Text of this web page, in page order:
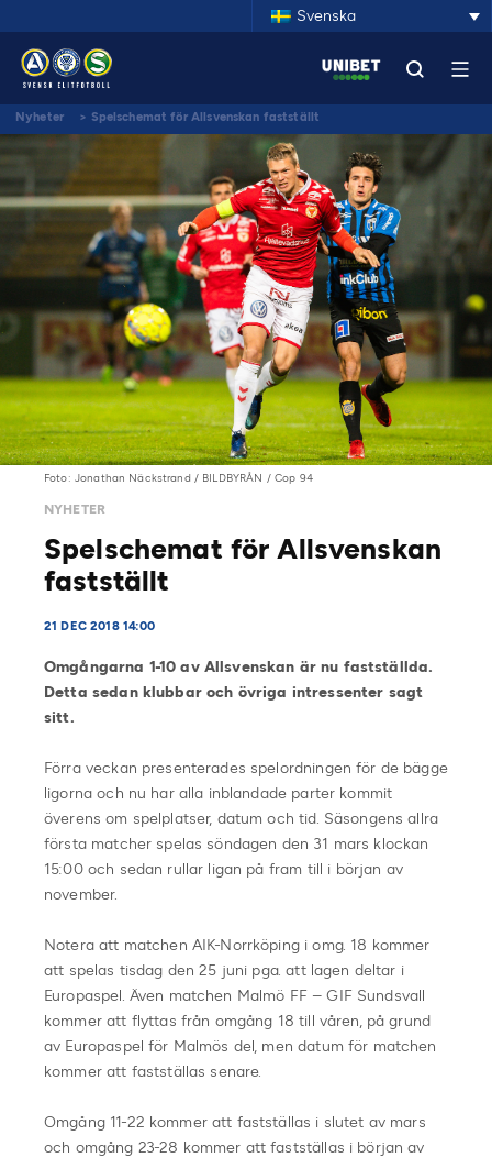
Svenska
Nyheter > Spelschemat för Allsvenskan fastställt
Foto: Jonathan Näckstrand / BILDBYRÅN / Cop 94
NYHETER
Spelschemat för Allsvenskan
fastställt
21 DEC 2018 14:00
Omgångarna 1-10 av Allsvenskan är nu fastställda.
Detta sedan klubbar och övriga intressenter sagt
sitt.
Förra veckan presenterades spelordningen för de bägge
ligorna och nu har alla inblandade parter kommit
överens om spelplatser, datum och tid. Säsongens allra
första matcher spelas söndagen den 31 mars klockan
15:00 och sedan rullar ligan på fram till i början av
november.
Notera att matchen AIK-Norrköping i omg. 18 kommer
att spelas tisdag den 25 juni pga. att lagen deltar i
Europaspel. Även matchen Malmö FF – GIF Sundsvall
kommer att flyttas från omgång 18 till våren, på grund
av Europaspel för Malmös del, men datum för matchen
kommer att fastställas senare.
Omgång 11-22 kommer att fastställas i slutet av mars
och omgång 23-28 kommer att fastställas i början av